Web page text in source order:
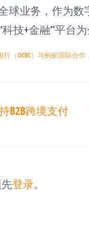
球业务，作为
技+金融”平台
行（OCBC）与蚂蚁国际合
B2B跨境支付
登录。